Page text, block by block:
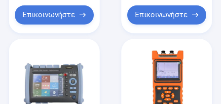
Επικοινωνήστε Επικοινωνήστε